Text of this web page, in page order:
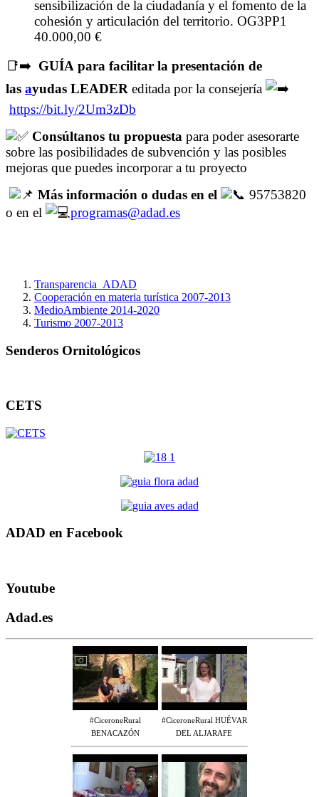
sensibilización de la ciudadanía y el fomento de la
cohesión y articulación del territorio. OG3PP1
40.000,00 €
📑➡️ GUÍA para facilitar la presentación de
las ayudas LEADER editada por la consejería
https://bit.ly/2Um3zDb
Consúltanos tu propuesta para poder asesorarte
sobre las posibilidades de subvención y las posibles
mejoras que puedes incorporar a tu proyecto
Más información o dudas en el
95753820
o en el
programas@adad.es
Transparencia_ADAD
Cooperación en materia turística 2007-2013
MedioAmbiente 2014-2020
Turismo 2007-2013
Senderos Ornitológicos
CETS
ADAD en Facebook
Youtube
Adad.es
#CiceroneRural
BENACAZÓN
#CiceroneRural HUÉVAR
DEL ALJARAFE